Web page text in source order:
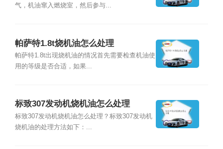
气，机油窜入燃烧室，然后参与...
帕萨特1.8t烧机油怎么处理
帕萨特1.8t出现烧机油的情况首先需要检查机油使
用的等级是否合适，如果...
标致307发动机烧机油怎么处理
标致307发动机烧机油怎么处理？标致307发动机
烧机油的处理方法如下：...